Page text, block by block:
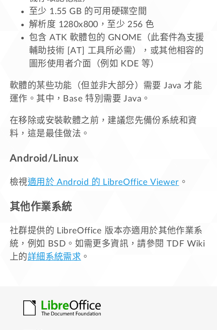
至少 1.55 GB 的可用硬碟空間
解析度 1280x800，至少 256 色
包含 ATK 軟體包的 GNOME（此套件為支援
輔助技術 [AT] 工具所必需），或其他相容的
圖形使用者介面（例如 KDE 等）
軟體的某些功能（但並非大部分）需要 Java 才能
運作。其中，Base 特別需要 Java。
在移除或安裝軟體之前，建議您先備份系統和資
料，這是最佳做法。
Android/Linux
檢視適用於 Android 的 LibreOffice Viewer 。
其他作業系統
社群提供的 LibreOffice 版本亦適用於其他作業系
統，例如 BSD。如需更多資訊，請參閱 TDF Wiki
上的詳細系統需求 。